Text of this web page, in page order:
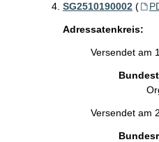
SG2510190002 (
Adressatenkreis:
Versendet am
Versendet am